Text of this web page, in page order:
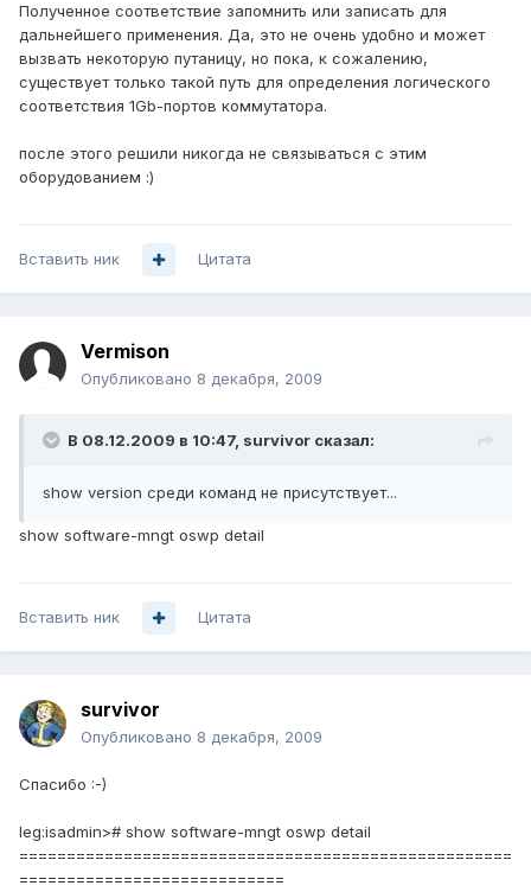
Полученное соответствие запомнить или записать для
дальнейшего применения. Да, это не очень удобно и может
вызвать некоторую путаницу, но пока, к сожалению,
существует только такой путь для определения логического
соответствия 1Gb-портов коммутатора.
после этого решили никогда не связываться с этим
оборудованием :)
Вставить ник Цитата
Vermison
Опубликовано 8 декабря, 2009
В 08.12.2009 в 10:47, survivor сказал:
show version среди команд не присутствует...
show software-mngt oswp detail
Вставить ник Цитата
survivor
Опубликовано 8 декабря, 2009
Спасибо :-)
leg:isadmin># show software-mngt oswp detail
====================================================
============================